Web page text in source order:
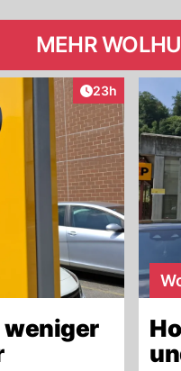
MEHR
Artikel
23h
weniger